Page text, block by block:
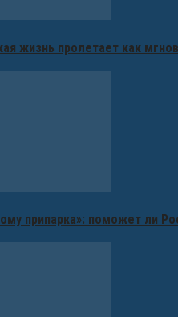
жизнь пролетает как
припарка»: поможет ли